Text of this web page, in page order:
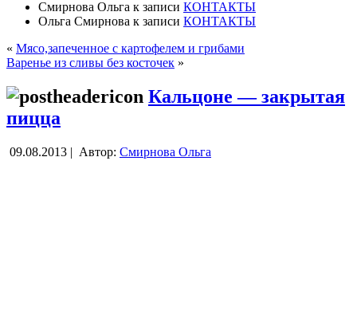
Смирнова Ольга к записи КОНТАКТЫ
Ольга Смирнова к записи КОНТАКТЫ
« Мясо,запеченное с картофелем и грибами
Варенье из сливы без косточек »
Кальцоне — закрытая
пицца
09.08.2013 | Автор: Смирнова Ольга